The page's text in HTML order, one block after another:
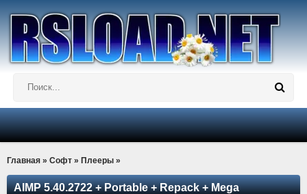
Главная » Софт » Плееры »
AIMP 5.40.2722 + Portable + Repack + Mega